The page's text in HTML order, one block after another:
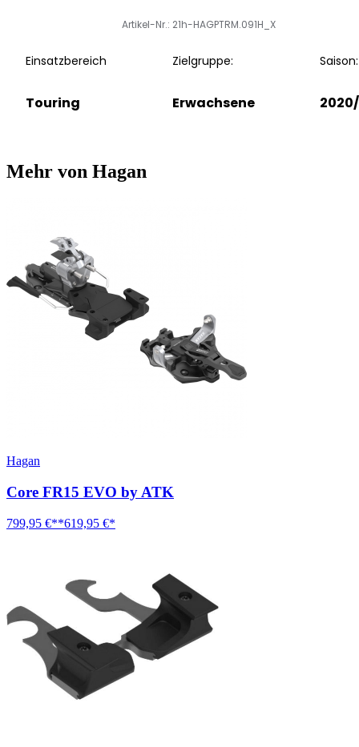
Artikel-Nr.: 21h-HAGPTRM.091H_X
Einsatzbereich
Touring
Zielgruppe:
Erwachsene
Saison:
Mehr von Hagan
Hagan
Core FR15 EVO by ATK
799,95 €**619,95 €*